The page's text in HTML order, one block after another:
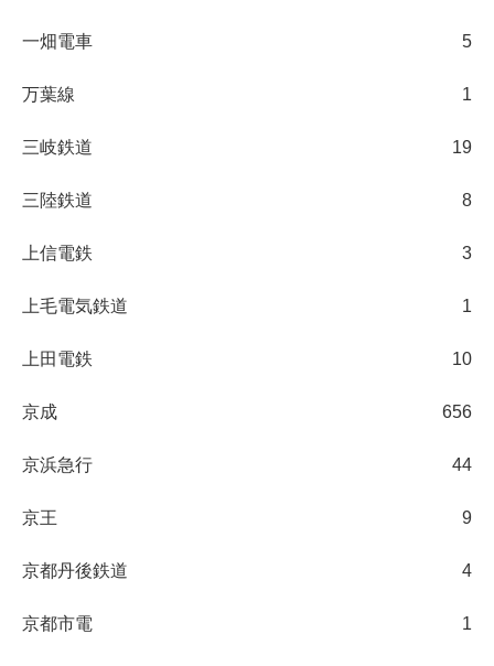
一畑電車 5
万葉線 1
三岐鉄道 19
三陸鉄道 8
上信電鉄 3
上毛電気鉄道 1
上田電鉄 10
京成 656
京浜急行 44
京王 9
京都丹後鉄道 4
京都市電 1